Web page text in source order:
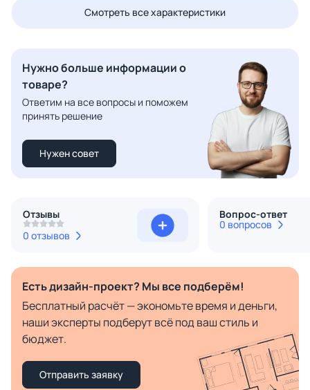
Смотреть все характеристики
Нужно больше информации о
товаре?
Ответим на все вопросы и поможем
принять решение
Нужен совет
Отзывы
0 отзывов
Вопрос-ответ
0 вопросов
Есть дизайн-проект? Мы все подберём!
Бесплатный расчёт — экономьте время и деньги,
наши эксперты подберут всё под ваш стиль и
бюджет.
Отправить заявку